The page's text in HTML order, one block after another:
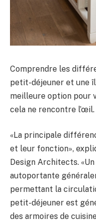
Comprendre les
petit-déjeuner et une
meilleure option pour
cela ne rencontre l’œil.
«La principale
et leur fonction»,
Design Architects.
autoportante
permettant la
petit-déjeuner est
des armoires de